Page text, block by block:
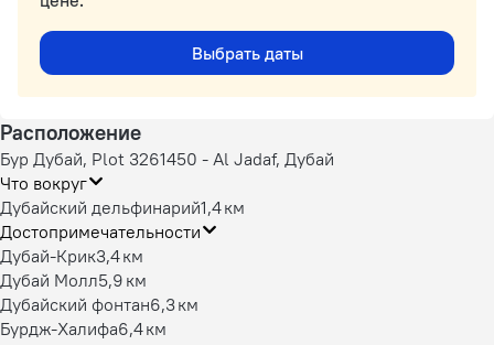
Выбрать даты
Расположение
Бур Дубай, Plot 3261450 - Al Jadaf, Дубай
Что вокруг
Дубайский дельфинарий1,4 км
Достопримечательности
Дубай-Крик3,4 км
Дубай Молл5,9 км
Дубайский фонтан6,3 км
Бурдж-Халифа6,4 км